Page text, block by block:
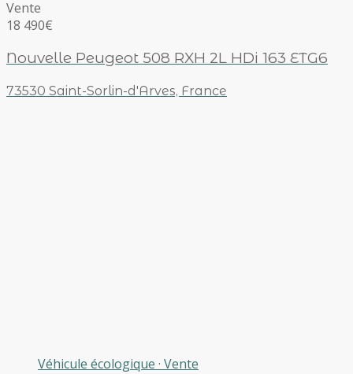
Vente
18 490€
Nouvelle Peugeot 508 RXH 2L HDi 163 ETG6
73530 Saint-Sorlin-d'Arves, France
Véhicule écologique · Vente